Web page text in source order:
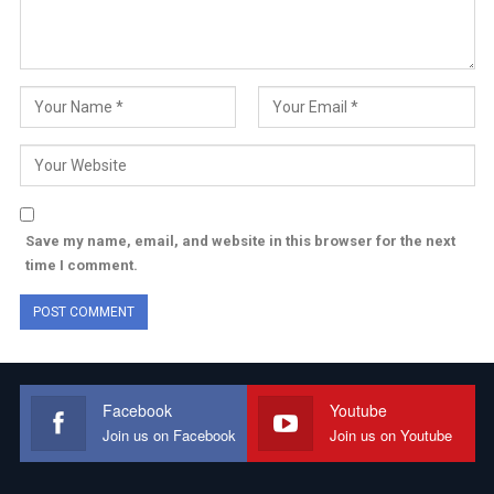
Save my name, email, and website in this browser for the next
time I comment.
Facebook
Join us on Facebook
Youtube
Join us on Youtube